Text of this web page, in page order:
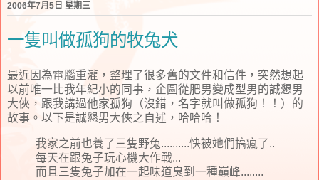
2006年7月5日 星期三
一隻叫做孤狗的牧兔犬
最近因為電腦重灌，整理了很多舊的文件和信件，突然想起
以前唯一比我年紀小的同事，企圖從肥男變成型男的誠懇男
大俠，跟我講過他家孤狗（沒錯，名字就叫做孤狗！！）的
故事。以下是誠懇男大俠之自述，哈哈哈！
我家之前也養了三隻野兔..........快被她們搞瘋了..
每天在跟兔子玩心機大作戰...
而且三隻兔子加在一起味道臭到一種巔峰........